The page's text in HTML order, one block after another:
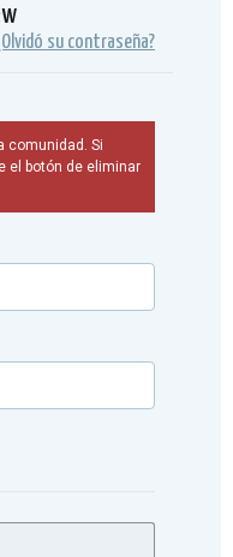
su contraseña?
comunidad. Si
el botón de eliminar